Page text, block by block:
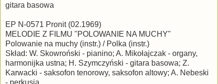
gitara basowa
EP N-0571 Pronit (02.1969)
MELODIE Z FILMU "POLOWANIE NA MUCHY"
Polowanie na muchy (instr.) / Polka (instr.)
Skład: W. Skowroński - pianino; A. Mikołajczak - organy,
harmonijka ustna; H. Szymczyński - gitara basowa; Z.
Karwacki - saksofon tenorowy, saksofon altowy; A. Nebeski
- perkusja